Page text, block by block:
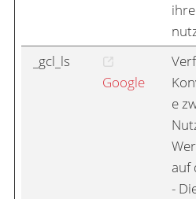
_gcl_ls
Google
e
auf
-